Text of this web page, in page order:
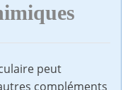
peut
compléments